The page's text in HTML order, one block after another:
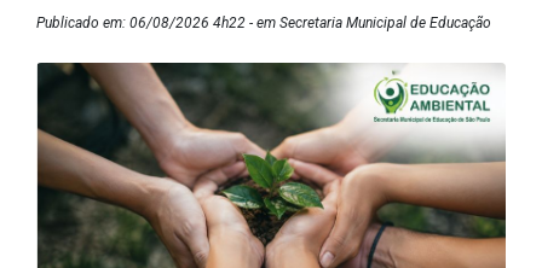
Publicado em: 06/08/2026 4h22 - em Secretaria Municipal de Educação